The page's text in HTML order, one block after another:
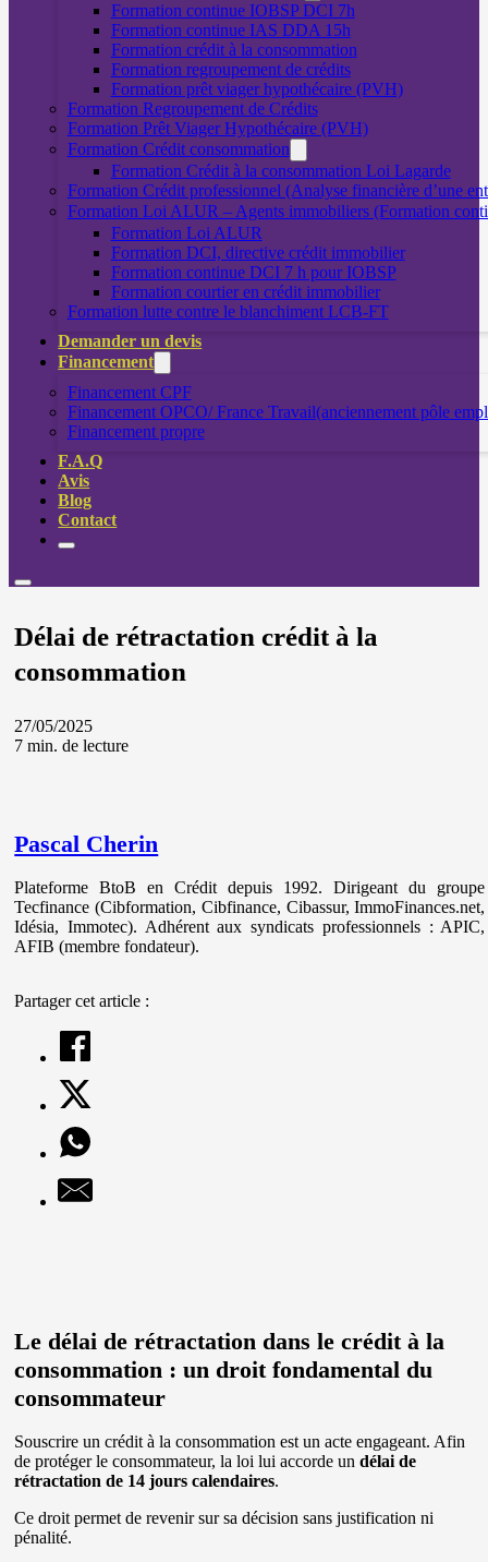
Formation continue IOBSP DCI 7h
Formation continue IAS DDA 15h
Formation crédit à la consommation
Formation regroupement de crédits
Formation prêt viager hypothécaire (PVH)
Formation Regroupement de Crédits
Formation Prêt Viager Hypothécaire (PVH)
Formation Crédit consommation
Formation Crédit à la consommation Loi Lagarde
Formation Crédit professionnel (Analyse financière d’une
Formation Loi ALUR – Agents immobiliers (Formation
Formation Loi ALUR
Formation DCI, directive crédit immobilier
Formation continue DCI 7 h pour IOBSP
Formation courtier en crédit immobilier
Formation lutte contre le blanchiment LCB-FT
Demander un devis
Financement
Financement CPF
Financement OPCO/ France Travail(anciennement pôle
Financement propre
F.A.Q
Avis
Blog
Contact
Délai de rétractation crédit à la
consommation
27/05/2025
7 min. de lecture
Pascal Cherin
Plateforme BtoB en Crédit depuis 1992. Dirigeant du groupe
Tecfinance (Cibformation, Cibfinance, Cibassur, ImmoFinances.net,
Idésia, Immotec). Adhérent aux syndicats professionnels : APIC,
AFIB (membre fondateur).
Partager cet article :
Le délai de rétractation dans le crédit à la
consommation : un droit fondamental du
consommateur
Souscrire un crédit à la consommation est un acte engageant. Afin
de protéger le consommateur, la loi lui accorde undélai de
rétractation de 14 jours calendaires.
Ce droit permet de revenir sur sa décision sans justification ni
pénalité.